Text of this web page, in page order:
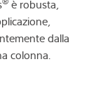
è robusta,
dalla
colonna.